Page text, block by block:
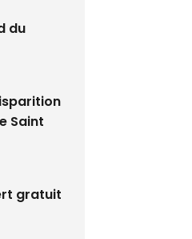
du
Saint
gratuit